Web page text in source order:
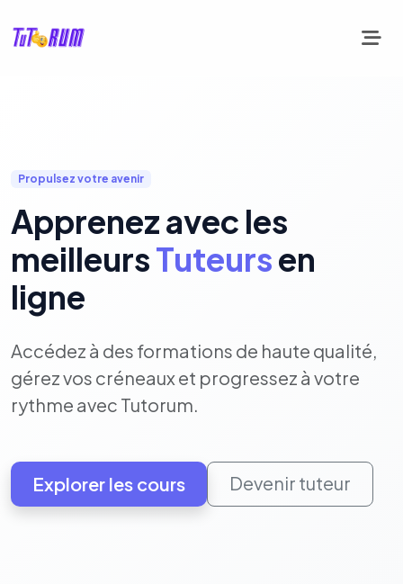
Propulsez votre avenir
Apprenez avec les
meilleursTuteursen
ligne
Accédez à des formations de haute qualité,
gérez vos créneaux et progressez à votre
rythme avec Tutorum.
Explorer les cours Devenir tuteur